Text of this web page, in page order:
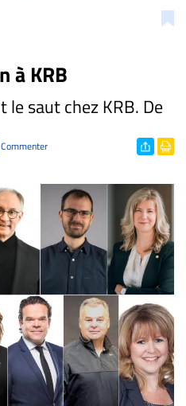
à KRB
saut chez KRB. De
Commenter